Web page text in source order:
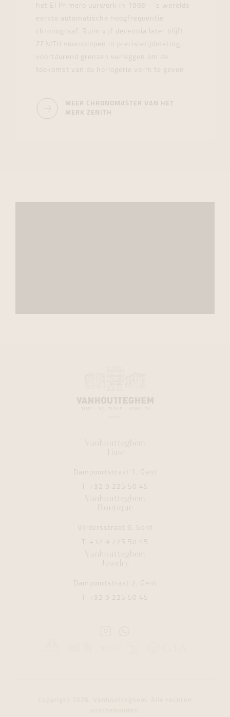
het El Primero uurwerk in 1969 - 's werelds
eerste automatische hoogfrequentie
chronograaf. Ruim vijf decennia later blijft
ZENITH vooroplopen in precisietijdmeting,
voortdurend grenzen verleggen om de
toekomst van de horlogerie vorm te geven.
MEER CHRONOMASTER VAN HET
MERK ZENITH
Vanhoutteghem
Time
Dampoortstraat 1, Gent
T. +32 9 225 50 45
Vanhoutteghem
Boutique
Voldersstraat 6, Gent
T. +32 9 225 50 45
Vanhoutteghem
Jewelry
Dampoortstraat 2, Gent
T. +32 9 225 50 45